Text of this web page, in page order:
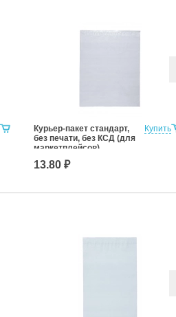
Купить
Курьер-пакет стандарт,
без печати, без КСД (для
маркетплейсов)
400x500+40к/5
13.80 ₽